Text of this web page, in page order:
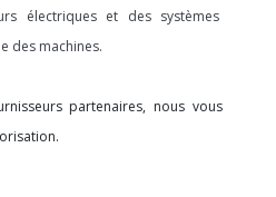
électriques et des systèmes
des machines.
partenaires, nous vous